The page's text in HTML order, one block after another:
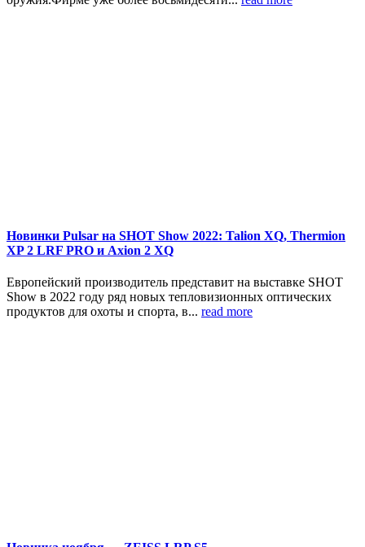
Новинки Pulsar на SHOT Show 2022: Talion XQ, Thermion
XP 2 LRF PRO и Axion 2 XQ
Европейский производитель представит на выставке SHOT
Show в 2022 году ряд новых тепловизионных оптических
продуктов для охоты и спорта, в... read more